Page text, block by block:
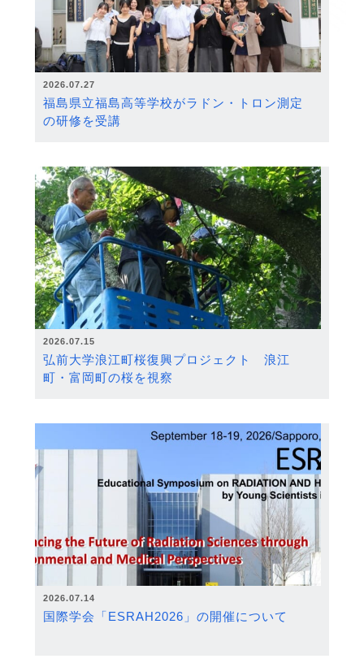
2026.07.27
福島県立福島高等学校がラドン・トロン測定
の研修を受講
2026.07.15
弘前大学浪江町桜復興プロジェクト 浪江
町・富岡町の桜を視察
2026.07.14
国際学会「ESRAH2026」の開催について